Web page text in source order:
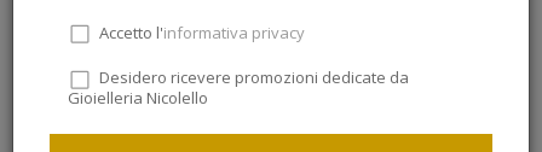
Accetto l'informativa privacy
Desidero ricevere promozioni dedicate da
Gioielleria Nicolello